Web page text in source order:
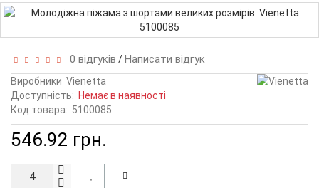
0 відгуків /Написати відгук
Виробники Vienetta
Доступність: Немає в наявності
Код товара: 5100085
546.92 грн.